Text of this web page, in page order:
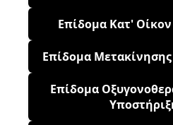
Επίδομα Κατ'
Επίδομα
Επίδομα